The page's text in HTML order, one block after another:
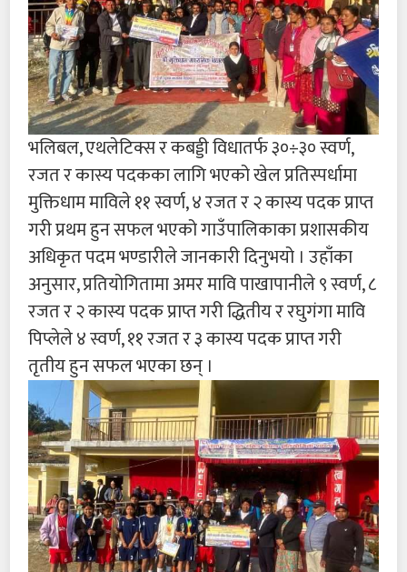
भलिबल, एथलेटिक्स र कबड्डी विधातर्फ ३०÷३० स्वर्ण,
रजत र कास्य पदकका लागि भएको खेल प्रतिस्पर्धामा
मुक्तिधाम माविले ११ स्वर्ण, ४ रजत र २ कास्य पदक प्राप्त
गरी प्रथम हुन सफल भएको गाउँपालिकाका प्रशासकीय
अधिकृत पदम भण्डारीले जानकारी दिनुभयो । उहाँका
अनुसार, प्रतियोगितामा अमर मावि पाखापानीले ९ स्वर्ण, ८
रजत र २ कास्य पदक प्राप्त गरी द्धितीय र रघुगंगा मावि
पिप्लेले ४ स्वर्ण, ११ रजत र ३ कास्य पदक प्राप्त गरी
तृतीय हुन सफल भएका छन् ।